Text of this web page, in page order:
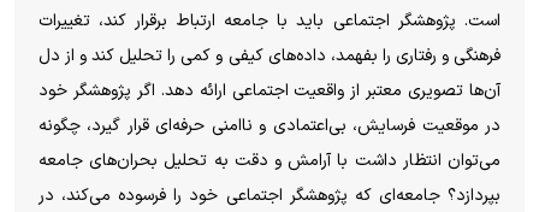
است. پژوهشگر اجتماعی باید با جامعه ارتباط برقرار کند، تغییرات
فرهنگی و رفتاری را بفهمد، داده‌های کیفی و کمی را تحلیل کند و از دل
آن‌ها تصویری معتبر از واقعیت اجتماعی ارائه دهد. اگر پژوهشگر خود
در موقعیت فرسایش، بی‌اعتمادی و ناامنی حرفه‌ای قرار گیرد، چگونه
می‌توان انتظار داشت با آرامش و دقت به تحلیل بحران‌های جامعه
بپردازد؟ جامعه‌ای که پژوهشگر اجتماعی خود را فرسوده می‌کند، در